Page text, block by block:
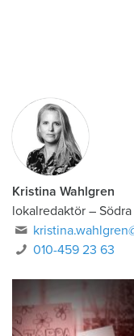
Kristina Wahlgren
lokalredaktör –
010-459 23 63